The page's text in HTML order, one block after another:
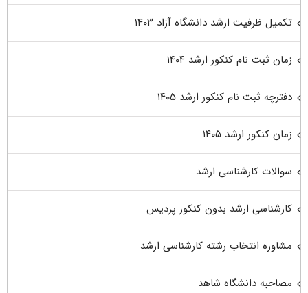
تکمیل ظرفیت ارشد دانشگاه آزاد ۱۴۰۳
زمان ثبت نام کنکور ارشد ۱۴۰۴
دفترچه ثبت نام کنکور ارشد ۱۴۰۵
زمان کنکور ارشد ۱۴۰۵
سوالات کارشناسی ارشد
کارشناسی ارشد بدون کنکور پردیس
مشاوره انتخاب رشته کارشناسی ارشد
مصاحبه دانشگاه شاهد